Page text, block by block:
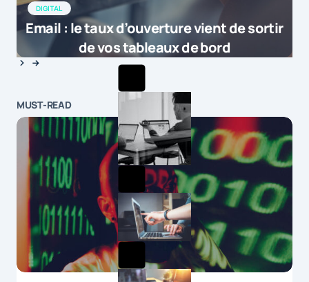
DIGITAL
Email : le taux d’ouverture vient de sortir
de vos tableaux de bord
MUST-READ